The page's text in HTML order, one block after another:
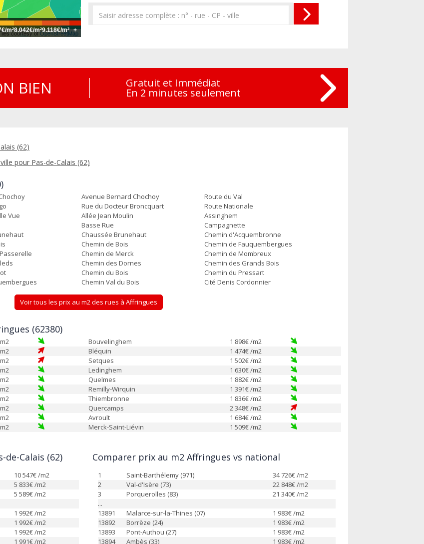
courtesy ofOpenStreetMap
m²8.042€/m²9.118€/m² +
BIEN Gratuit et Immédiat
En 2 minutes seulement
(62)
pour Pas-de-Calais (62)
Avenue Bernard Chochoy
Route du Val
Rue du Docteur Broncquart
Route Nationale
Vue Allée Jean Moulin
Assinghem
Basse Rue
Campagnette
Chaussée Brunehaut
Chemin d'Acquembronne
Chemin de Bois
Chemin de Fauquembergues
Chemin de Merck
Chemin de Mombreux
Chemin des Dornes
Chemin des Grands Bois
Chemin du Bois
Chemin du Pressart
Chemin Val du Bois Cité Denis Cordonnier
Voir tous les prix au m2 des rues à Affringues
(62380)
Bouvelinghem 1 898€ /m2
Bléquin
1 474€ /m2
Setques
1 502€ /m2
Ledinghem
1 630€ /m2
Quelmes
1 882€ /m2
Remilly-Wirquin
1 391€ /m2
Thiembronne
1 836€ /m2
Quercamps
2 348€ /m2
Avroult
1 684€ /m2
Merck-Saint-Liévin
1 509€ /m2
de-Calais (62)
10 547€ /m2
5 833€ /m2
5 589€ /m2
1 992€ /m2
1 992€ /m2
1 992€ /m2
1 991€ /m2
Comparer prix au m2 Affringues vs national
1 Saint-Barthélemy (971) 34 726€ /m2
2
Val-d'Isère (73) 22 848€ /m2
3
Porquerolles (83) 21 340€ /m2
...
13891
Malarce-sur-la-Thines (07) 1 983€ /m2
13892
Borrèze (24) 1 983€ /m2
13893
Pont-Authou (27) 1 983€ /m2
13894
Ambès (33) 1 983€ /m2